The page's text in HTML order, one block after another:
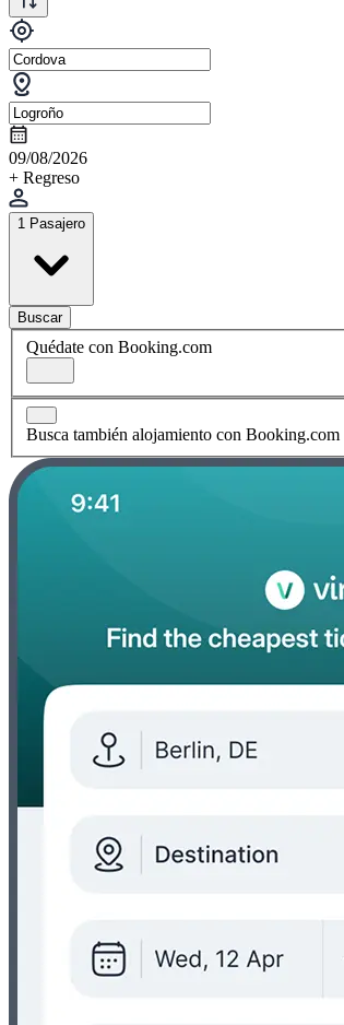
09/08/2026
+ Regreso
1 Pasajero
Buscar
Quédate con Booking.com
Busca también alojamiento con Booking.com